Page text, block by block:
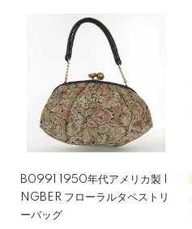
B0991 1950年代アメリカ製 I
NGBER フローラルタペストリ
ーバッグ